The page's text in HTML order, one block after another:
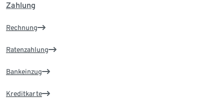
Zahlung
Rechnung
Ratenzahlung
Bankeinzug
Kreditkarte